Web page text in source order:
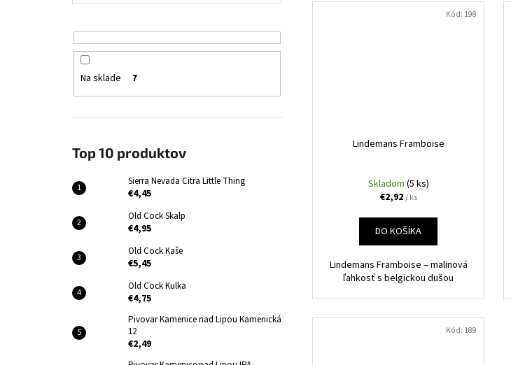
Na sklade 7
Top 10 produktov
Sierra Nevada Citra Little Thing
€4,45
Old Cock Skalp
€4,95
Old Cock Kaše
€5,45
Old Cock Kulka
€4,75
Pivovar Kamenice nad Lipou Kamenická
12
€2,49
Lindemans Framboise
Skladom (5 ks)
€2,92/ ks
DO KOŠÍKA
Lindemans Framboise – malinová
ľahkosť s belgickou dušou
Kód: 198
Kód: 189